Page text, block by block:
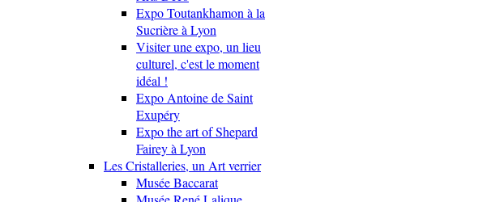
Expo Toutankhamon à la
Sucrière à Lyon
Visiter une expo, un lieu
culturel, c'est le moment
idéal !
Expo Antoine de Saint
Exupéry
Expo the art of Shepard
Fairey à Lyon
Les Cristalleries, un Art verrier
Musée Baccarat